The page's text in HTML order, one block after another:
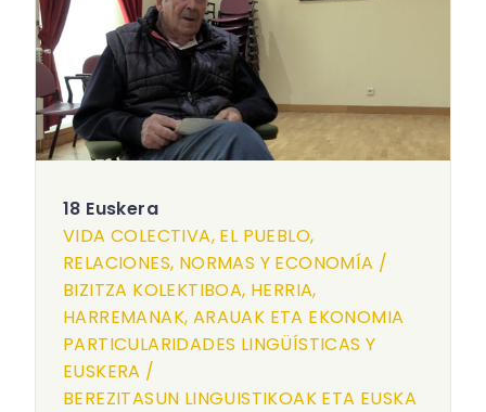
18 Euskera
VIDA COLECTIVA, EL PUEBLO,
RELACIONES, NORMAS Y ECONOMÍA /
BIZITZA KOLEKTIBOA, HERRIA,
HARREMANAK, ARAUAK ETA EKONOMIA
PARTICULARIDADES LINGÜÍSTICAS Y
EUSKERA /
BEREZITASUN LINGUISTIKOAK ETA EUSKA